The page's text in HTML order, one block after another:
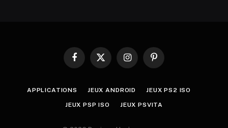
Facebook
X
InstagramPinterest
APPLICATIONS JEUX ANDROID JEUX PS2 ISO
JEUX PSP ISO JEUX PSVITA